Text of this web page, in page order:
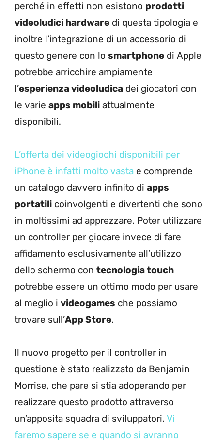
perché in effetti non esistono prodotti
videoludici hardware di questa tipologia e
inoltre l’integrazione di un accessorio di
questo genere con lo smartphone di Apple
potrebbe arricchire ampiamente
l’esperienza videoludica dei giocatori con
le varie apps mobili attualmente
disponibili.
L’offerta dei videogiochi disponibili per
iPhone è infatti molto vasta e comprende
un catalogo davvero infinito di apps
portatili coinvolgenti e divertenti che sono
in moltissimi ad apprezzare. Poter utilizzare
un controller per giocare invece di fare
affidamento esclusivamente all’utilizzo
dello schermo con tecnologia touch
potrebbe essere un ottimo modo per usare
al meglio i videogames che possiamo
trovare sull’App Store.
Il nuovo progetto per il controller in
questione è stato realizzato da Benjamin
Morrise, che pare si stia adoperando per
realizzare questo prodotto attraverso
un’apposita squadra di sviluppatori. Vi
faremo sapere se e quando si avranno